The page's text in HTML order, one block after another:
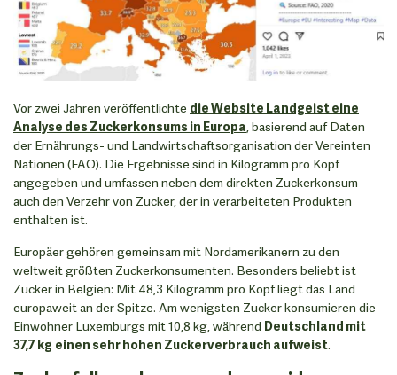
Vor zwei Jahren veröffentlichte die Website Landgeist eine
Analyse des Zuckerkonsums in Europa , basierend auf Daten
der Ernährungs- und Landwirtschaftsorganisation der Vereinten
Nationen (FAO). Die Ergebnisse sind in Kilogramm pro Kopf
angegeben und umfassen neben dem direkten Zuckerkonsum
auch den Verzehr von Zucker, der in verarbeiteten Produkten
enthalten ist.
Europäer gehören gemeinsam mit Nordamerikanern zu den
weltweit größten Zuckerkonsumenten. Besonders beliebt ist
Zucker in Belgien: Mit 48,3 Kilogramm pro Kopf liegt das Land
europaweit an der Spitze. Am wenigsten Zucker konsumieren die
Einwohner Luxemburgs mit 10,8 kg, während Deutschland mit
37,7 kg einen sehr hohen Zuckerverbrauch aufweist.